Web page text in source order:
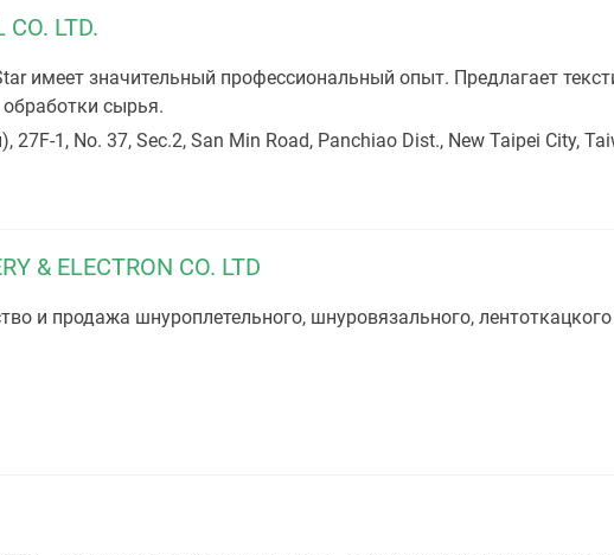
LTD.
имеет значительный профессиональный опыт. Предлагает
сырья.
27F-1, No. 37, Sec.2, San Min Road, Panchiao Dist., New Taipei City,
& ELECTRON CO. LTD
и продажа шнуроплетельного, шнуровязального,